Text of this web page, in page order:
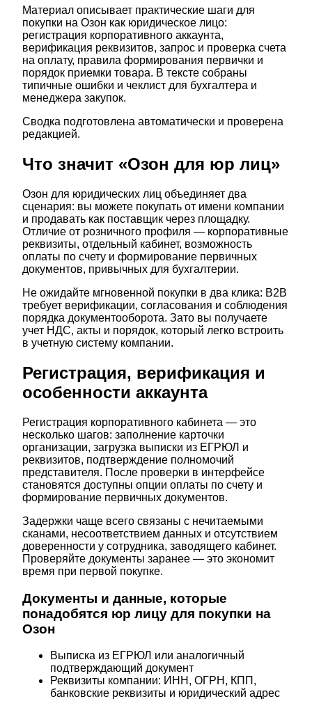
Материал описывает практические шаги для
покупки на Озон как юридическое лицо:
регистрация корпоративного аккаунта,
верификация реквизитов, запрос и проверка счета
на оплату, правила формирования первички и
порядок приемки товара. В тексте собраны
типичные ошибки и чеклист для бухгалтера и
менеджера закупок.
Сводка подготовлена автоматически и проверена
редакцией.
Что значит «Озон для юр лиц»
Озон для юридических лиц объединяет два
сценария: вы можете покупать от имени компании
и продавать как поставщик через площадку.
Отличие от розничного профиля — корпоративные
реквизиты, отдельный кабинет, возможность
оплаты по счету и формирование первичных
документов, привычных для бухгалтерии.
Не ожидайте мгновенной покупки в два клика: B2B
требует верификации, согласования и соблюдения
порядка документооборота. Зато вы получаете
учет НДС, акты и порядок, который легко встроить
в учетную систему компании.
Регистрация, верификация и
особенности аккаунта
Регистрация корпоративного кабинета — это
несколько шагов: заполнение карточки
организации, загрузка выписки из ЕГРЮЛ и
реквизитов, подтверждение полномочий
представителя. После проверки в интерфейсе
становятся доступны опции оплаты по счету и
формирование первичных документов.
Задержки чаще всего связаны с нечитаемыми
сканами, несоответствием данных и отсутствием
доверенности у сотрудника, заводящего кабинет.
Проверяйте документы заранее — это экономит
время при первой покупке.
Документы и данные, которые
понадобятся юр лицу для покупки на
Озон
Выписка из ЕГРЮЛ или аналогичный
подтверждающий документ
Реквизиты компании: ИНН, ОГРН, КПП,
банковские реквизиты и юридический адрес